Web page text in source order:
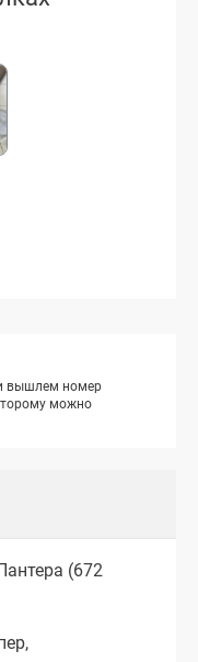
вышлем номер
можно
(672